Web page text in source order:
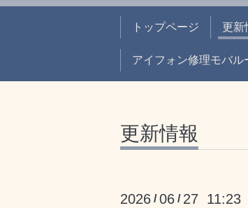
トップページ 更新
アイフォン修理モバ
更新情報
2026 /06 / 27 11:23